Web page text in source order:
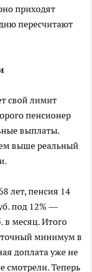
приходят
пересчитают
свой лимит
пенсионер
выплаты.
выше реальный
лет, пенсия 14
под 12% —
в месяц. Итого
минимум в
доплата уже не
смотрели. Теперь